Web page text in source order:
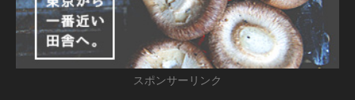
スポンサーリンク